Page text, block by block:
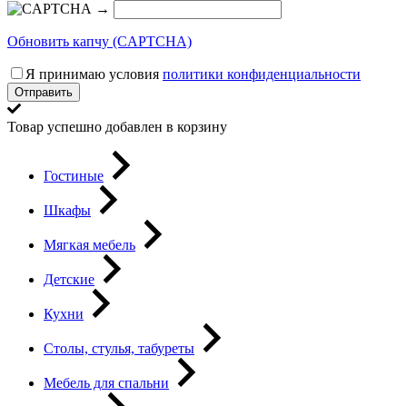
→
Обновить капчу (CAPTCHA)
Я принимаю условия политики конфиденциальности
Отправить
Товар успешно добавлен в корзину
Гостиные
Шкафы
Мягкая мебель
Детские
Кухни
Столы, стулья, табуреты
Мебель для спальни